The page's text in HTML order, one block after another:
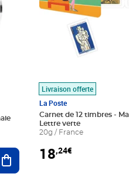
Ajouter au panier
Livraison offerte
La Poste
Carnet de 12 timbres -
Lettre verte
20g / France
18,24€